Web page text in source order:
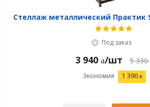
Стеллаж металлический Практик
Под заказ
3 940 /шт 5 330
Экономия 1 390